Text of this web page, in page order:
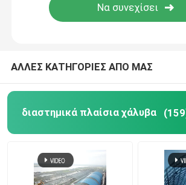
Δομή στεγών αποθηκών
ΑΛΛΕΣ ΚΑΤΗΓΟΡΙΕΣ ΑΠΟ ΜΑΣ
διαστημικά πλαίσια χάλυβα